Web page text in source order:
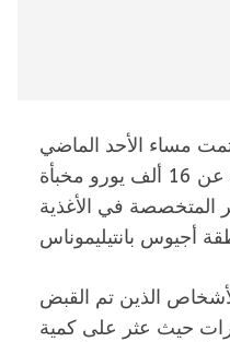
مساء الأحد الماضي
اكتشفت الشرطة ما يزيد عن 16 ألف يورو مخبأة
المتخصصة في الأغذية
الذين تم القبض
حيث عثر على كمية